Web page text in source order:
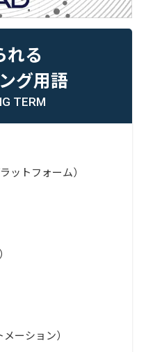
れる
グ用語
TERM
ットフォーム）
ーション）